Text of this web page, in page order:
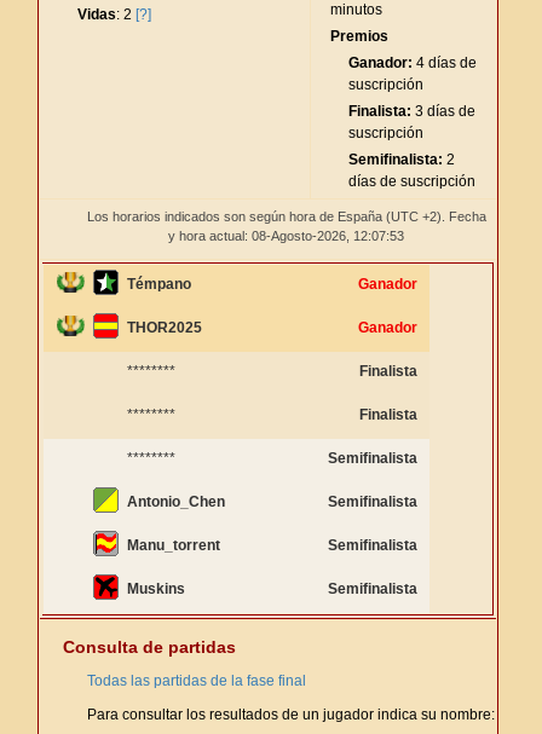
Vidas: 2 [?]
minutos
Premios
Ganador: 4 días de
suscripción
Finalista: 3 días de
suscripción
Semifinalista: 2
días de suscripción
Los horarios indicados son según hora de España (UTC +2). Fecha
y hora actual: 08-Agosto-2026, 12:07:53
Témpano Ganador
THOR2025 Ganador
******** Finalista
******** Finalista
******** Semifinalista
Antonio_Chen Semifinalista
Manu_torrent Semifinalista
Muskins Semifinalista
Consulta de partidas
Todas las partidas de la fase final
Para consultar los resultados de un jugador indica su nombre: